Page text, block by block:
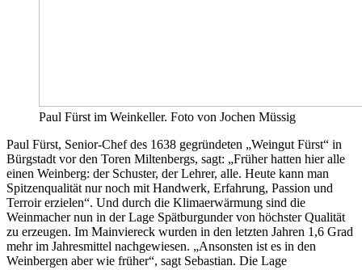
Paul Fürst im Weinkeller. Foto von Jochen Müssig
Paul Fürst, Senior-Chef des 1638 gegründeten „Weingut Fürst“ in
Bürgstadt vor den Toren Miltenbergs, sagt: „Früher hatten hier alle
einen Weinberg: der Schuster, der Lehrer, alle. Heute kann man
Spitzenqualität nur noch mit Handwerk, Erfahrung, Passion und
Terroir erzielen“. Und durch die Klimaerwärmung sind die
Weinmacher nun in der Lage Spätburgunder von höchster Qualität
zu erzeugen. Im Mainviereck wurden in den letzten Jahren 1,6 Grad
mehr im Jahresmittel nachgewiesen. „Ansonsten ist es in den
Weinbergen aber wie früher“, sagt Sebastian. Die Lage